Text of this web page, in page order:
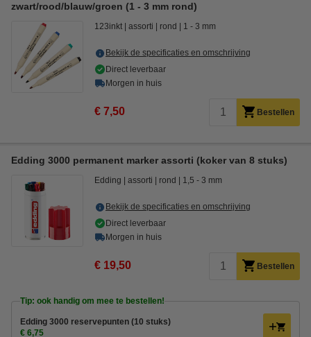
zwart/rood/blauw/groen (1 - 3 mm rond)
123inkt assorti rond 1 - 3 mm
Bekijk de specificaties en omschrijving
Direct leverbaar
Morgen in huis
€ 7,50 Bestellen
Edding 3000 permanent marker assorti (koker van 8 stuks)
Edding assorti rond 1,5 - 3 mm
Bekijk de specificaties en omschrijving
Direct leverbaar
Morgen in huis
€ 19,50 Bestellen
Tip: ook handig om mee te bestellen!
Edding 3000 reservepunten (10 stuks)
€ 6,75